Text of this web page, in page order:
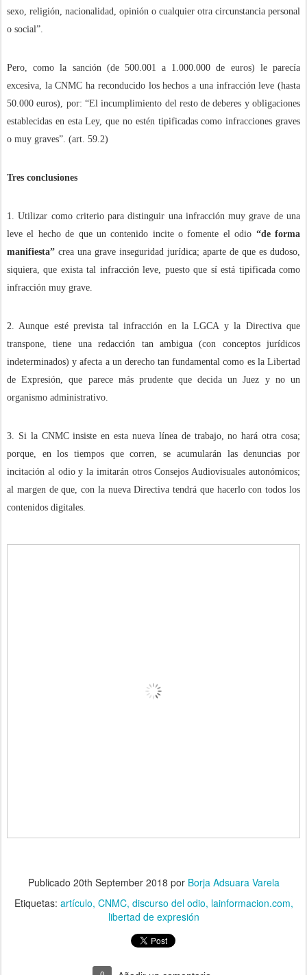
sexo, religión, nacionalidad, opinión o cualquier otra circunstancia personal
o social”.
Pero, como la sanción (de 500.001 a 1.000.000 de euros) le parecía
excesiva, la CNMC ha reconducido los hechos a una infracción leve (hasta
50.000 euros), por: “El incumplimiento del resto de deberes y obligaciones
establecidas en esta Ley, que no estén tipificadas como infracciones graves
o muy graves”. (art. 59.2)
Tres conclusiones
1. Utilizar como criterio para distinguir una infracción muy grave de una
leve el hecho de que un contenido incite o fomente el odio “de forma
manifiesta” crea una grave inseguridad jurídica; aparte de que es dudoso,
siquiera, que exista tal infracción leve, puesto que sí está tipificada como
infracción muy grave.
2. Aunque esté prevista tal infracción en la LGCA y la Directiva que
transpone, tiene una redacción tan ambigua (con conceptos jurídicos
indeterminados) y afecta a un derecho tan fundamental como es la Libertad
de Expresión, que parece más prudente que decida un Juez y no un
organismo administrativo.
3. Si la CNMC insiste en esta nueva línea de trabajo, no hará otra cosa;
porque, en los tiempos que corren, se acumularán las denuncias por
incitación al odio y la imitarán otros Consejos Audiovisuales autonómicos;
al margen de que, con la nueva Directiva tendrá que hacerlo con todos los
contenidos digitales.
Publicado 20th September 2018 por Borja Adsuara Varela
Etiquetas: artículo CNMC discurso del odio lainformacion.com
libertad de expresión